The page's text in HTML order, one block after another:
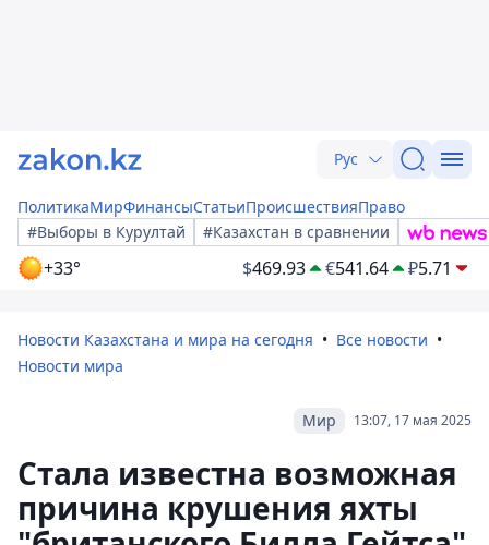
Рус
ПолитикаМирФинансыСтатьиПроисшествияПраво
#Выборы в Курултай
#Казахстан в сравнении
+33° $469.93 €541.64 ₽5.71
Новости Казахстана и мира на сегодня
Все новости
Новости мира
13:07, 17 мая 2025
Мир
Стала известна возможная
причина крушения яхты